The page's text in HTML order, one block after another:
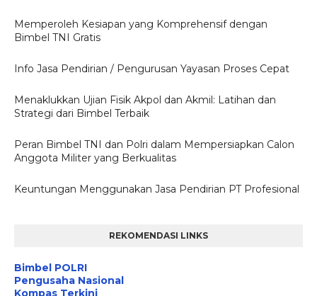
Memperoleh Kesiapan yang Komprehensif dengan
Bimbel TNI Gratis
Info Jasa Pendirian / Pengurusan Yayasan Proses Cepat
Menaklukkan Ujian Fisik Akpol dan Akmil: Latihan dan
Strategi dari Bimbel Terbaik
Peran Bimbel TNI dan Polri dalam Mempersiapkan Calon
Anggota Militer yang Berkualitas
Keuntungan Menggunakan Jasa Pendirian PT Profesional
REKOMENDASI LINKS
Bimbel POLRI
Pengusaha Nasional
Kompas Terkini